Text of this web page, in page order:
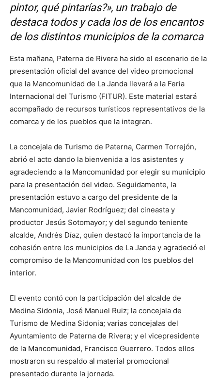
pintor, qué pintarías?», un trabajo de
destaca todos y cada los de los encantos
de los distintos municipios de la comarca
Esta mañana, Paterna de Rivera ha sido el escenario de la
presentación oficial del avance del video promocional
que la Mancomunidad de La Janda llevará a la Feria
Internacional del Turismo (FITUR). Este material estará
acompañado de recursos turísticos representativos de la
comarca y de los pueblos que la integran.
La concejala de Turismo de Paterna, Carmen Torrejón,
abrió el acto dando la bienvenida a los asistentes y
agradeciendo a la Mancomunidad por elegir su municipio
para la presentación del video. Seguidamente, la
presentación estuvo a cargo del presidente de la
Mancomunidad, Javier Rodríguez; del cineasta y
productor Jesús Sotomayor; y del segundo teniente
alcalde, Andrés Díaz, quien destacó la importancia de la
cohesión entre los municipios de La Janda y agradeció el
compromiso de la Mancomunidad con los pueblos del
interior.
El evento contó con la participación del alcalde de
Medina Sidonia, José Manuel Ruiz; la concejala de
Turismo de Medina Sidonia; varias concejalas del
Ayuntamiento de Paterna de Rivera; y el vicepresidente
de la Mancomunidad, Francisco Guerrero. Todos ellos
mostraron su respaldo al material promocional
presentado durante la jornada.